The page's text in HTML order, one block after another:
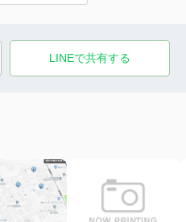
LINEで共有する